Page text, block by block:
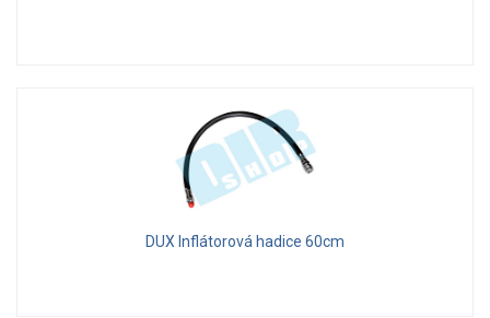
DUX Inflátorová hadice 60cm